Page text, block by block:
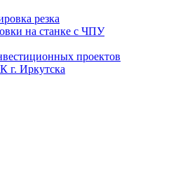
резка
на станке с ЧПУ
проектов
г. Иркутска